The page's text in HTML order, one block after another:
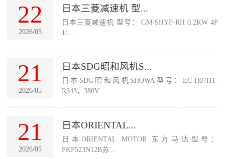
22
2026/05
日本三菱减速机 型...
日本三菱减速机 型号： GM-SHYF-RH 0.2KW 4P
1/...
21
2026/05
日本SDG昭和风机S...
日本SDG昭和风机SHOWA型号：EC-H07HT-
R343，380V...
21
2026/05
日本ORIENTAL...
日本ORIENTAL MOTOR 东方马达型号：
PKP523N12B苏...